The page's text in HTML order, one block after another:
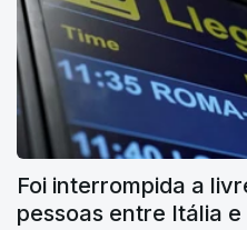
Foi interrompida a
pessoas entre Itália e